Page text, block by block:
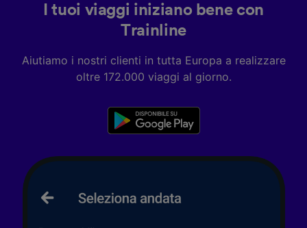
I tuoi viaggi iniziano bene con
Trainline
Aiutiamo i nostri clienti in tutta Europa a realizzare
oltre 172.000 viaggi al giorno.